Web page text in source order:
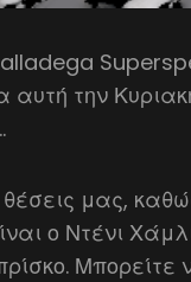
την
θέσεις μας,
ο Ντένι
Μπορείτε